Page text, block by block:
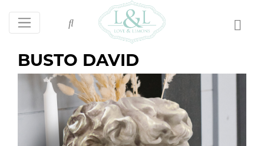
BUSTO DAVID